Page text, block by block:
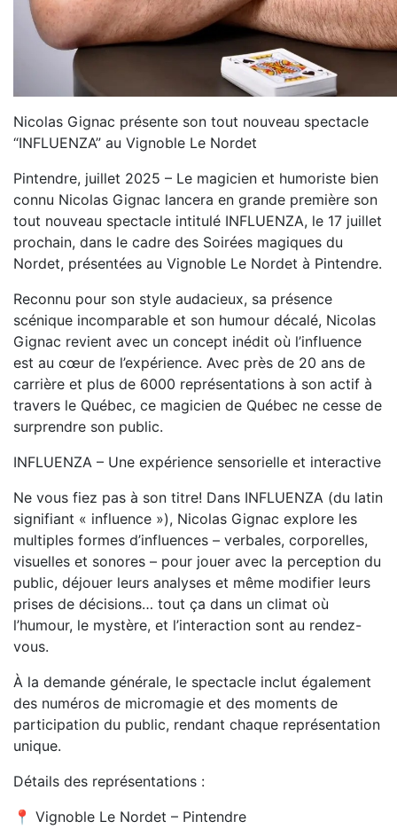
Nicolas Gignac présente son tout nouveau spectacle
“INFLUENZA” au Vignoble Le Nordet
Pintendre, juillet 2025 – Le magicien et humoriste bien
connu Nicolas Gignac lancera en grande première son
tout nouveau spectacle intitulé INFLUENZA, le 17 juillet
prochain, dans le cadre des Soirées magiques du
Nordet, présentées au Vignoble Le Nordet à Pintendre.
Reconnu pour son style audacieux, sa présence
scénique incomparable et son humour décalé, Nicolas
Gignac revient avec un concept inédit où l’influence
est au cœur de l’expérience. Avec près de 20 ans de
carrière et plus de 6000 représentations à son actif à
travers le Québec, ce magicien de Québec ne cesse de
surprendre son public.
INFLUENZA – Une expérience sensorielle et interactive
Ne vous fiez pas à son titre! Dans INFLUENZA (du latin
signifiant « influence »), Nicolas Gignac explore les
multiples formes d’influences – verbales, corporelles,
visuelles et sonores – pour jouer avec la perception du
public, déjouer leurs analyses et même modifier leurs
prises de décisions… tout ça dans un climat où
l’humour, le mystère, et l’interaction sont au rendez-
vous.
À la demande générale, le spectacle inclut également
des numéros de micromagie et des moments de
participation du public, rendant chaque représentation
unique.
Détails des représentations :
📍 Vignoble Le Nordet – Pintendre